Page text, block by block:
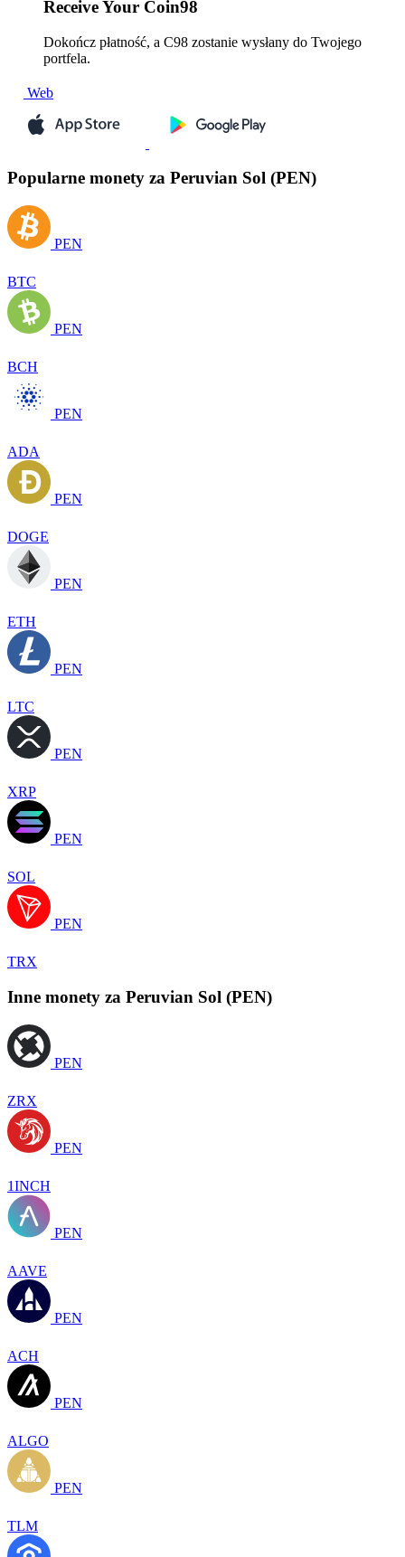
ReceiveYour Coin98
Dokończ płatność, a C98 zostanie wysłany do Twojego
portfela.
Web
Popularne monety za Peruvian Sol (PEN)
PEN
BTC
PEN
BCH
PEN
ADA
PEN
DOGE
PEN
ETH
PEN
LTC
PEN
XRP
PEN
SOL
PEN
TRX
Inne monety za Peruvian Sol (PEN)
PEN
ZRX
PEN
1INCH
PEN
AAVE
PEN
ACH
PEN
ALGO
PEN
TLM